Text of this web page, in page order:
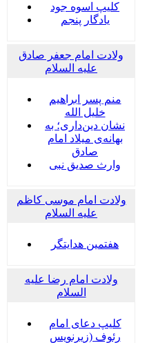
کلیپ اسوه جود
یادگار پنجم
ولادت امام جعفر صادق
علیه السلام
منم پسر ابراهیم
خلیل الله
نشان دین‌داری؛ به
بهانه‌ی میلاد امام
صادق
وارث صدیق نبی
ولادت امام موسی کاظم
علیه السلام
هفتمین هدایتگر
ولادت امام رضا علیه
السلام
کلیپ دعای امام
رئوف (زیرنویس